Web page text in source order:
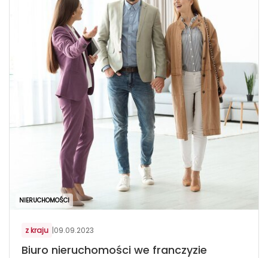
NIERUCHOMOŚCI
z kraju |09.09.2023
Biuro nieruchomości we franczyzie